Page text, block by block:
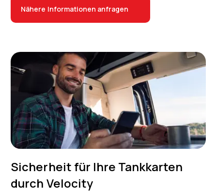
Nähere Informationen anfragen
Sicherheit für Ihre Tankkarten
durch Velocity